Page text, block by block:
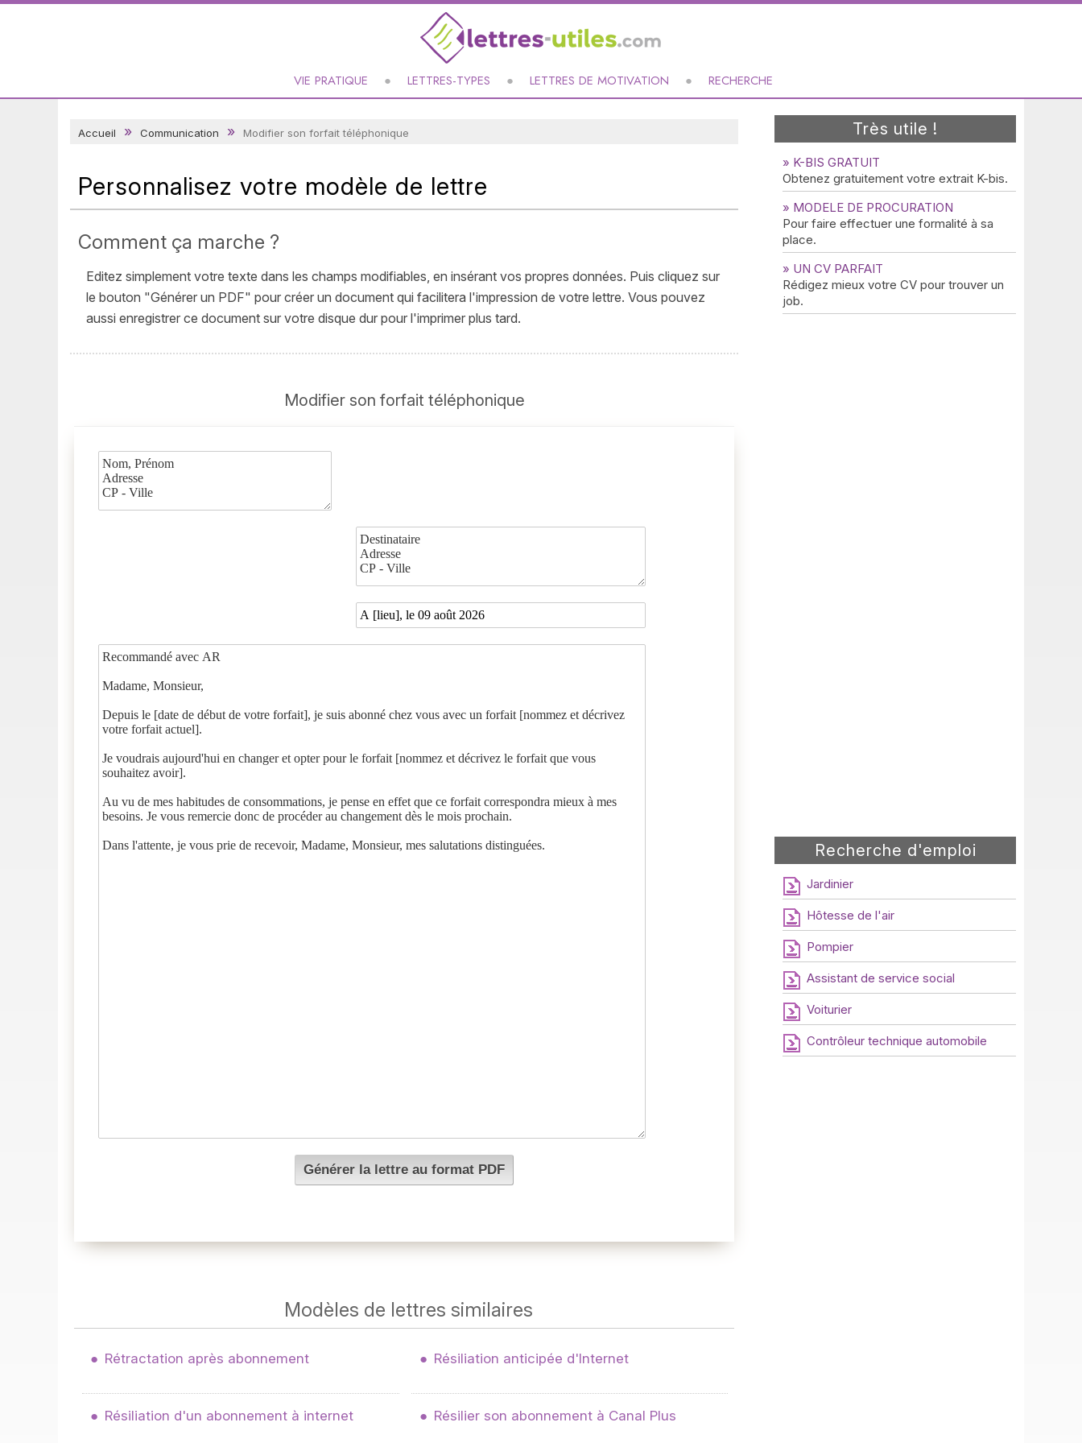
VIE PRATIQUE LETTRES-TYPES LETTRES DE MOTIVATION RECHERCHE
Accueil Communication Modifier son forfait téléphonique
Personnalisez votre modèle de lettre
Comment ça marche ?
Editez simplement votre texte dans les champs modifiables, en insérant vos propres données. Puis cliquez sur
le bouton "Générer un PDF" pour créer un document qui facilitera l'impression de votre lettre. Vous pouvez
aussi enregistrer ce document sur votre disque dur pour l'imprimer plus tard.
Modifier son forfait téléphonique
Modèles de lettres similaires
Rétractation après abonnement Résiliation anticipée d'Internet
Résiliation d'un abonnement à internet Résilier son abonnement à Canal Plus
Très utile !
» K-BIS GRATUIT
Obtenez gratuitement votre extrait K-bis.
» MODELE DE PROCURATION
Pour faire effectuer une formalité à sa
place.
» UN CV PARFAIT
Rédigez mieux votre CV pour trouver un
job.
Recherche d'emploi
Jardinier
Hôtesse de l'air
Pompier
Assistant de service social
Voiturier
Contrôleur technique automobile